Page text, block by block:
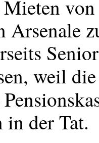
Mieten
Arsenale
weil
in der Tat.